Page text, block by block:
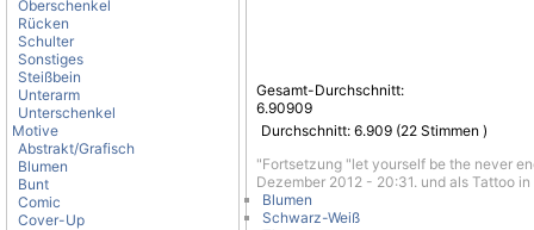
Oberschenkel
Rücken
Schulter
Sonstiges
Steißbein
Unterarm
Unterschenkel
Motive
Abstrakt/Grafisch
Blumen
Bunt
Comic
Cover-Up
Gesamt-Durchschnitt:
6.90909
Durchschnitt: 6.909 (22 Stimmen )
"Fortsetzung "let yourself be the never
Dezember 2012 - 20:31. und als Tattoo
Blumen
Schwarz-Weiß